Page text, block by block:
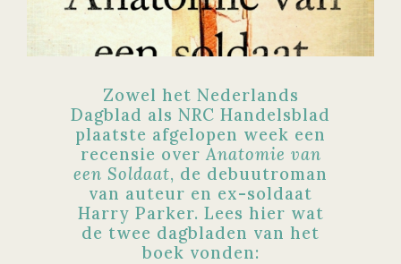
Zowel het Nederlands
Dagblad als NRC Handelsblad
plaatste afgelopen week een
recensie over Anatomie van
een Soldaat, de debuutroman
van auteur en ex-soldaat
Harry Parker. Lees hier wat
de twee dagbladen van het
boek vonden: